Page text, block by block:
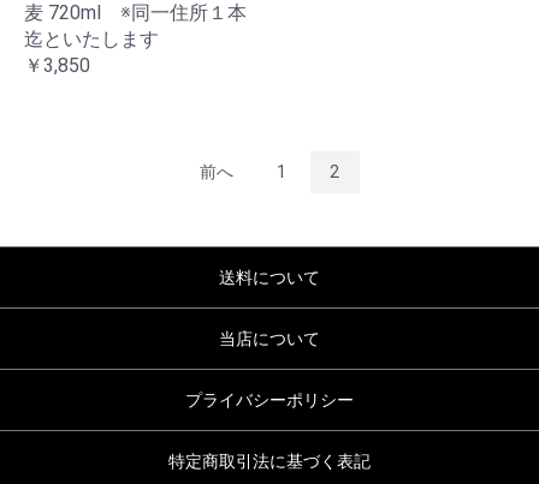
麦 720ml ※同一住所１本
迄といたします
￥3,850
前へ 1 2
送料について
当店について
プライバシーポリシー
特定商取引法に基づく表記